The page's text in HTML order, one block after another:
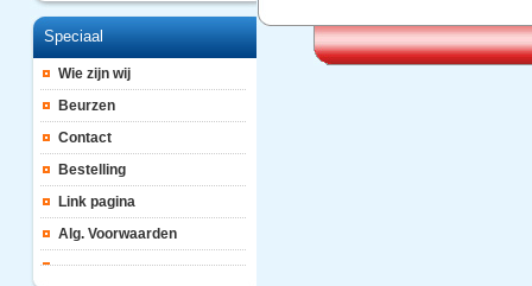
Speciaal
Wie zijn wij
Beurzen
Contact
Bestelling
Link pagina
Alg. Voorwaarden